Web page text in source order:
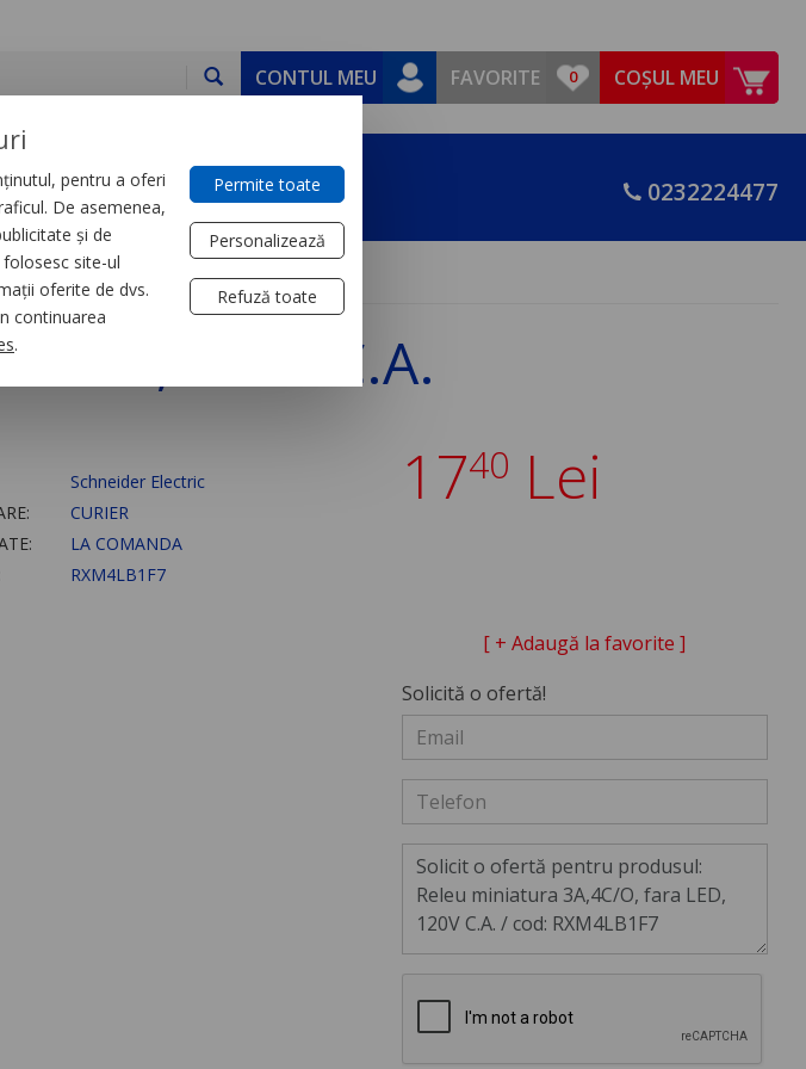
CONTUL MEU FAVORITE COȘUL MEU
PARTENER CONTACT 0232224477
LED, 120V C.A.
Schneider Electric
CURIER
LA COMANDA
RXM4LB1F7
1740 Lei
[ + Adaugă la favorite ]
Solicită o ofertă!
pentru a oferi
De asemenea,
și de
site-ul
oferite de dvs.
continuarea
.
Permite toate
Personalizează
Refuză toate